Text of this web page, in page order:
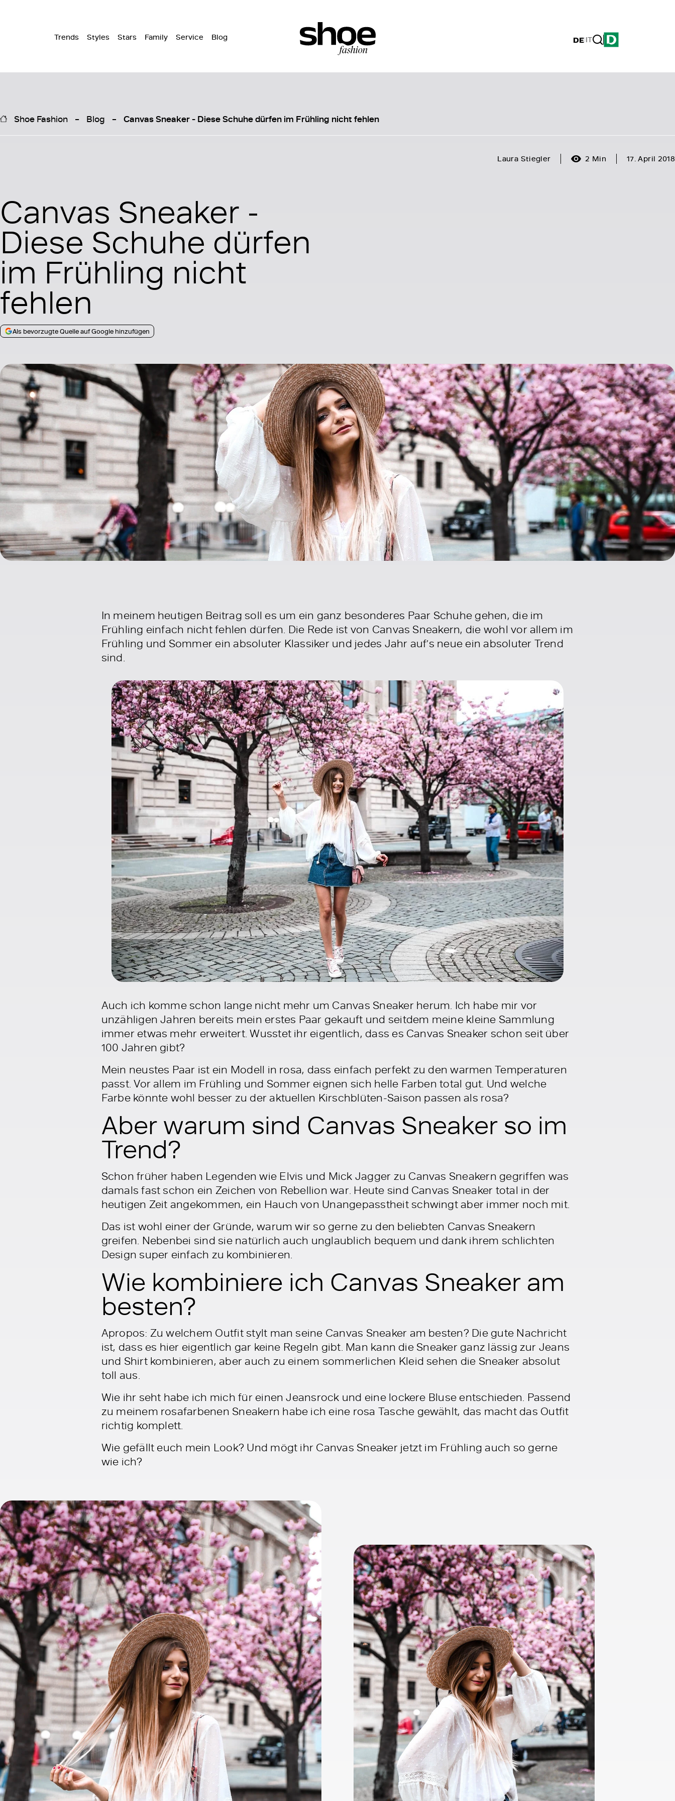
Trends Styles Stars Family Service Blog DE|IT
Shoe Fashion Blog Canvas Sneaker - Diese Schuhe dürfen im Frühling nicht fehlen
Laura Stiegler 2 Min 17. April 2018
Canvas Sneaker -
Diese Schuhe dürfen
im Frühling nicht
fehlen
Als bevorzugte Quelle auf Google hinzufügen
In meinem heutigen Beitrag soll es um ein ganz besonderes Paar Schuhe gehen, die im
Frühling einfach nicht fehlen dürfen. Die Rede ist von Canvas Sneakern, die wohl vor allem im
Frühling und Sommer ein absoluter Klassiker und jedes Jahr auf’s neue ein absoluter Trend
sind.
Auch ich komme schon lange nicht mehr um Canvas Sneaker herum. Ich habe mir vor
unzähligen Jahren bereits mein erstes Paar gekauft und seitdem meine kleine Sammlung
immer etwas mehr erweitert. Wusstet ihr eigentlich, dass es Canvas Sneaker schon seit über
100 Jahren gibt?
Mein neustes Paar ist ein Modell in rosa, dass einfach perfekt zu den warmen Temperaturen
passt. Vor allem im Frühling und Sommer eignen sich helle Farben total gut. Und welche
Farbe könnte wohl besser zu der aktuellen Kirschblüten-Saison passen als rosa?
Aber warum sind Canvas Sneaker so im
Trend?
Schon früher haben Legenden wie Elvis und Mick Jagger zu Canvas Sneakern gegriffen was
damals fast schon ein Zeichen von Rebellion war. Heute sind Canvas Sneaker total in der
heutigen Zeit angekommen, ein Hauch von Unangepasstheit schwingt aber immer noch mit.
Das ist wohl einer der Gründe, warum wir so gerne zu den beliebten Canvas Sneakern
greifen. Nebenbei sind sie natürlich auch unglaublich bequem und dank ihrem schlichten
Design super einfach zu kombinieren.
Wie kombiniere ich Canvas Sneaker am
besten?
Apropos: Zu welchem Outfit stylt man seine Canvas Sneaker am besten? Die gute Nachricht
ist, dass es hier eigentlich gar keine Regeln gibt. Man kann die Sneaker ganz lässig zur Jeans
und Shirt kombinieren, aber auch zu einem sommerlichen Kleid sehen die Sneaker absolut
toll aus.
Wie ihr seht habe ich mich für einen Jeansrock und eine lockere Bluse entschieden. Passend
zu meinem rosafarbenen Sneakern habe ich eine rosa Tasche gewählt, das macht das Outfit
richtig komplett.
Wie gefällt euch mein Look? Und mögt ihr Canvas Sneaker jetzt im Frühling auch so gerne
wie ich?